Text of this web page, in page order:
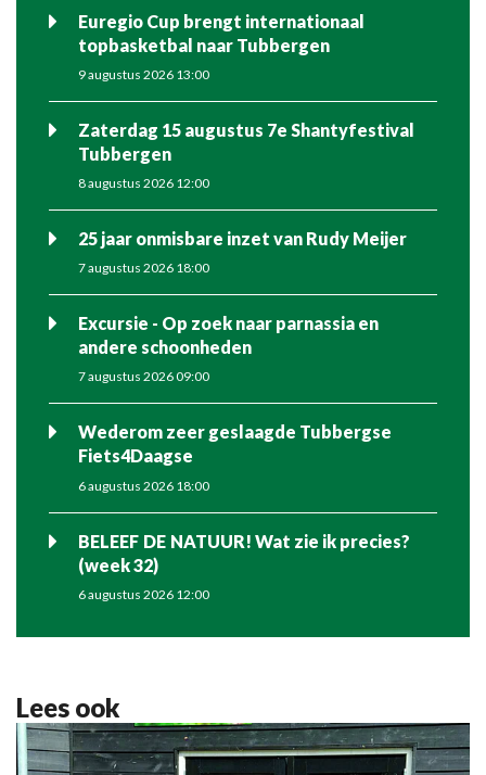
Euregio Cup brengt internationaal
topbasketbal naar Tubbergen
9 augustus 2026 13:00
Zaterdag 15 augustus 7e Shantyfestival
Tubbergen
8 augustus 2026 12:00
25 jaar onmisbare inzet van Rudy Meijer
7 augustus 2026 18:00
Excursie - Op zoek naar parnassia en
andere schoonheden
7 augustus 2026 09:00
Wederom zeer geslaagde Tubbergse
Fiets4Daagse
6 augustus 2026 18:00
BELEEF DE NATUUR! Wat zie ik precies?
(week 32)
6 augustus 2026 12:00
Lees ook